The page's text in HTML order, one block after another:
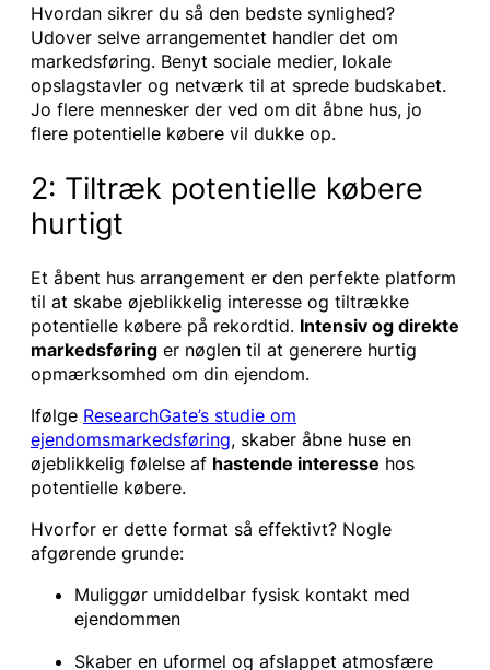
Hvordan sikrer du så den bedste synlighed?
Udover selve arrangementet handler det om
markedsføring. Benyt sociale medier, lokale
opslagstavler og netværk til at sprede budskabet.
Jo flere mennesker der ved om dit åbne hus, jo
flere potentielle købere vil dukke op.
2: Tiltræk potentielle købere
hurtigt
Et åbent hus arrangement er den perfekte platform
til at skabe øjeblikkelig interesse og tiltrække
potentielle købere på rekordtid. Intensiv og direkte
markedsføring er nøglen til at generere hurtig
opmærksomhed om din ejendom.
Ifølge ResearchGate’s studie om
ejendomsmarkedsføring, skaber åbne huse en
øjeblikkelig følelse af hastende interesse hos
potentielle købere.
Hvorfor er dette format så effektivt? Nogle
afgørende grunde:
Muliggør umiddelbar fysisk kontakt med
ejendommen
Skaber en uformel og afslappet atmosfære